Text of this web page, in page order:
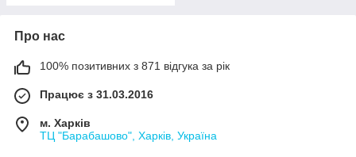
Про нас
100% позитивних з 871 відгука за рік
Працює з 31.03.2016
м. Харків
ТЦ "Барабашово", Харків, Україна